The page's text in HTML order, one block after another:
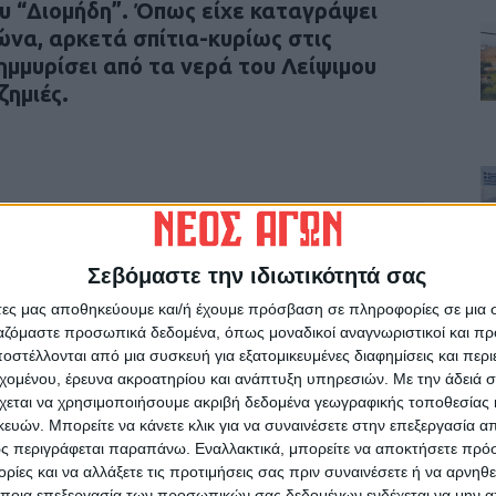
Σεβόμαστε την ιδιωτικότητά σας
μας αποθηκεύουμε και/ή έχουμε πρόσβαση σε πληροφορίες σε
προσωπικά δεδομένα, όπως μοναδικοί αναγνωριστικοί και
από μια συσκευή για εξατομικευμένες διαφημίσεις και
έρευνα ακροατηρίου και ανάπτυξη υπηρεσιών. Με την άδειά
να χρησιμοποιήσουμε ακριβή δεδομένα γεωγραφικής τοποθεσίας
Μπορείτε να κάνετε κλικ για να συναινέσετε στην επεξεργασία
περιγράφεται παραπάνω. Εναλλακτικά, μπορείτε να αποκτήσετε
και να αλλάξετε τις προτιμήσεις σας πριν συναινέσετε ή να
Όπως είχε καταγράψει
, αρκετά σπίτια-κυρίως στις
από τα νερά του Λείψιμου
ΝΕΟΣ ΑΓΩΝ στο Google News!
της Καρδίτσας και ευρύτερα της Θεσσαλίας
ΕΠΟΜΕΝΟ ΑΡΘΡΟ
Η σπορά έχει μείνει...